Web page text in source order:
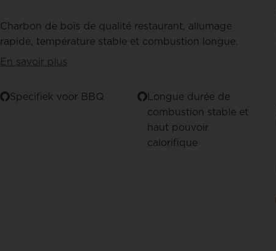
Charbon de bois de qualité restaurant, allumage
rapide, température stable et combustion longue.
En savoir plus
Specifiek voor BBQ
Longue durée de
combustion stable et
haut pouvoir
calorifique